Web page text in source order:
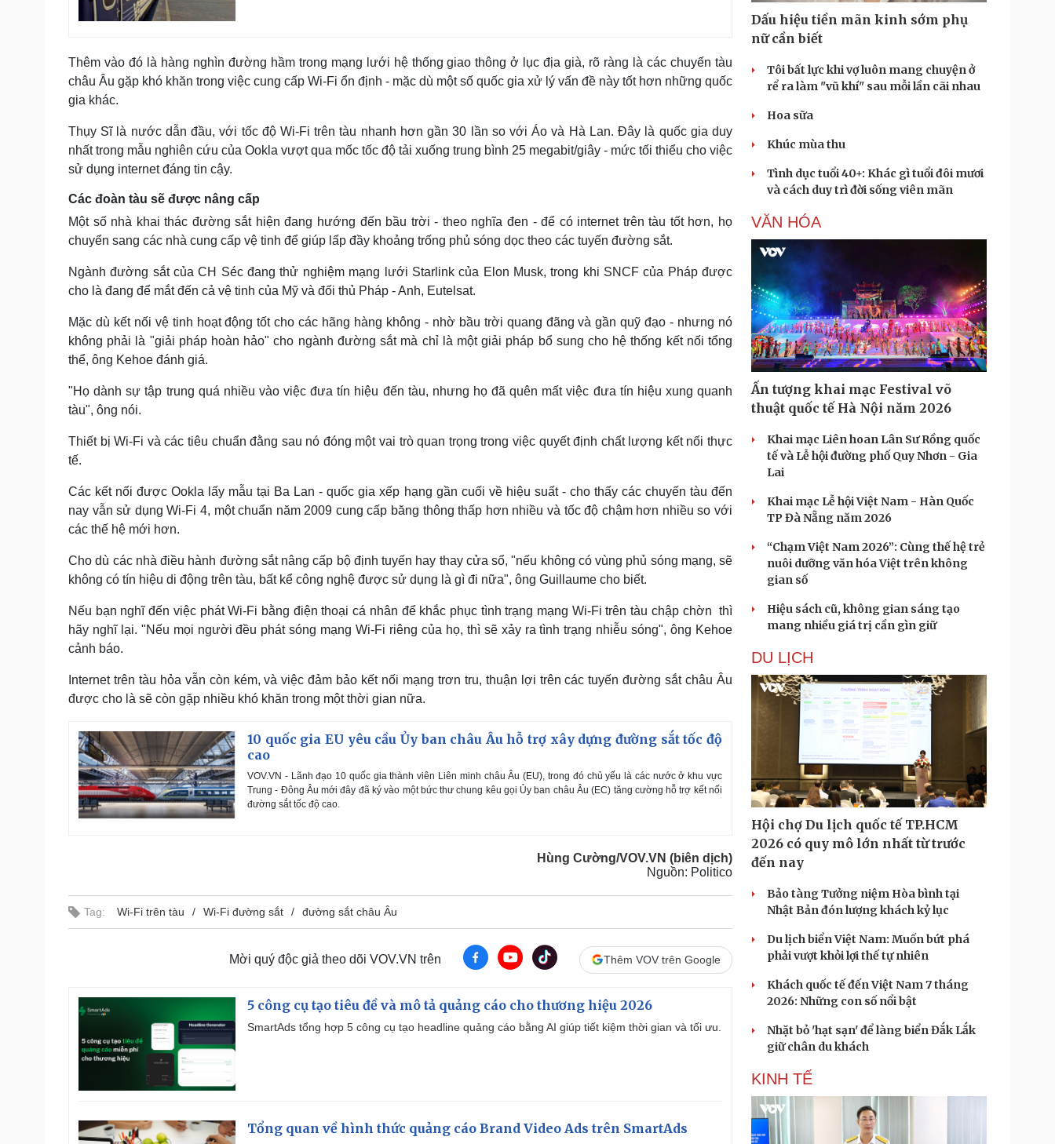
Thêm vào đó là hàng nghìn đường hầm trong mạng lưới hệ thống giao thông ở lục địa già, rõ ràng là các chuyến tàu
châu Âu gặp khó khăn trong việc cung cấp Wi-Fi ổn định - mặc dù một số quốc gia xử lý vấn đề này tốt hơn những quốc
gia khác.
Thụy Sĩ là nước dẫn đầu, với tốc độ Wi-Fi trên tàu nhanh hơn gần 30 lần so với Áo và Hà Lan. Đây là quốc gia duy
nhất trong mẫu nghiên cứu của Ookla vượt qua mốc tốc độ tải xuống trung bình 25 megabit/giây - mức tối thiểu cho việc
sử dụng internet đáng tin cậy.
Các đoàn tàu sẽ được nâng cấp
Một số nhà khai thác đường sắt hiện đang hướng đến bầu trời - theo nghĩa đen - để có internet trên tàu tốt hơn, họ
chuyển sang các nhà cung cấp vệ tinh để giúp lấp đầy khoảng trống phủ sóng dọc theo các tuyến đường sắt.
Ngành đường sắt của CH Séc đang thử nghiệm mạng lưới Starlink của Elon Musk, trong khi SNCF của Pháp được
cho là đang để mắt đến cả vệ tinh của Mỹ và đối thủ Pháp - Anh, Eutelsat.
Mặc dù kết nối vệ tinh hoạt động tốt cho các hãng hàng không - nhờ bầu trời quang đãng và gần quỹ đạo - nhưng nó
không phải là "giải pháp hoàn hảo" cho ngành đường sắt mà chỉ là một giải pháp bổ sung cho hệ thống kết nối tổng
thể, ông Kehoe đánh giá.
"Họ dành sự tập trung quá nhiều vào việc đưa tín hiệu đến tàu, nhưng họ đã quên mất việc đưa tín hiệu xung quanh
tàu", ông nói.
Thiết bị Wi-Fi và các tiêu chuẩn đằng sau nó đóng một vai trò quan trọng trong việc quyết định chất lượng kết nối thực
tế.
Các kết nối được Ookla lấy mẫu tại Ba Lan - quốc gia xếp hạng gần cuối về hiệu suất - cho thấy các chuyến tàu đến
nay vẫn sử dụng Wi-Fi 4, một chuẩn năm 2009 cung cấp băng thông thấp hơn nhiều và tốc độ chậm hơn nhiều so với
các thế hệ mới hơn.
Cho dù các nhà điều hành đường sắt nâng cấp bộ định tuyến hay thay cửa sổ, "nếu không có vùng phủ sóng mạng, sẽ
không có tín hiệu di động trên tàu, bất kể công nghệ được sử dụng là gì đi nữa", ông Guillaume cho biết.
Nếu bạn nghĩ đến việc phát Wi-Fi bằng điện thoại cá nhân để khắc phục tình trạng mạng Wi-Fi trên tàu chập chờn thì
hãy nghĩ lại. "Nếu mọi người đều phát sóng mạng Wi-Fi riêng của họ, thì sẽ xảy ra tình trạng nhiễu sóng", ông Kehoe
cảnh báo.
Internet trên tàu hỏa vẫn còn kém, và việc đảm bảo kết nối mạng trơn tru, thuận lợi trên các tuyến đường sắt châu Âu
được cho là sẽ còn gặp nhiều khó khăn trong một thời gian nữa.
10 quốc gia EU yêu cầu Ủy ban châu Âu hỗ trợ xây dựng đường sắt tốc độ
cao
VOV.VN - Lãnh đạo 10 quốc gia thành viên Liên minh châu Âu (EU), trong đó chủ yếu là các nước ở khu vực
Trung - Đông Âu mới đây đã ký vào một bức thư chung kêu gọi Ủy ban châu Âu (EC) tăng cường hỗ trợ kết nối
đường sắt tốc độ cao.
Hùng Cường/VOV.VN (biên dịch)
Nguồn: Politico
Tag: Wi-Fi trên tàu Wi-Fi đường sắt đường sắt châu Âu
Mời quý độc giả theo dõi VOV.VN trên Thêm VOV trên Google
5 công cụ tạo tiêu đề và mô tả quảng cáo cho thương hiệu 2026
SmartAds tổng hợp 5 công cụ tạo headline quảng cáo bằng AI giúp tiết kiệm thời gian và tối ưu.
Tổng quan về hình thức quảng cáo Brand Video Ads trên SmartAds
Dấu hiệu tiền mãn kinh sớm phụ
nữ cần biết
Tôi bất lực khi vợ luôn mang chuyện ở
rể ra làm "vũ khí" sau mỗi lần cãi nhau
Hoa sữa
Khúc mùa thu
Tình dục tuổi 40+: Khác gì tuổi đôi mươi
và cách duy trì đời sống viên mãn
VĂN HÓA
Ấn tượng khai mạc Festival võ
thuật quốc tế Hà Nội năm 2026
Khai mạc Liên hoan Lân Sư Rồng quốc
tế và Lễ hội đường phố Quy Nhơn - Gia
Lai
Khai mạc Lễ hội Việt Nam - Hàn Quốc
TP Đà Nẵng năm 2026
“Chạm Việt Nam 2026”: Cùng thế hệ trẻ
nuôi dưỡng văn hóa Việt trên không
gian số
Hiệu sách cũ, không gian sáng tạo
mang nhiều giá trị cần gìn giữ
DU LỊCH
Hội chợ Du lịch quốc tế TP.HCM
2026 có quy mô lớn nhất từ trước
đến nay
Bảo tàng Tưởng niệm Hòa bình tại
Nhật Bản đón lượng khách kỷ lục
Du lịch biển Việt Nam: Muốn bứt phá
phải vượt khỏi lợi thế tự nhiên
Khách quốc tế đến Việt Nam 7 tháng
2026: Những con số nổi bật
Nhặt bỏ 'hạt sạn' để làng biển Đắk Lắk
giữ chân du khách
KINH TẾ